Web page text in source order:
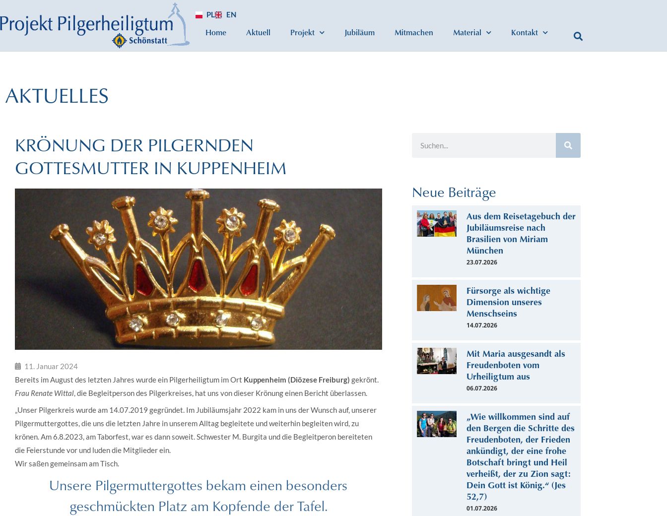
PL EN
Home Aktuell Projekt Jubiläum Mitmachen Material Kontakt
AKTUELLES
KRÖNUNG DER PILGERNDEN
GOTTESMUTTER IN KUPPENHEIM
11. Januar 2024
Bereits im August des letzten Jahres wurde ein Pilgerheiligtum im Ort Kuppenheim (Diözese Freiburg) gekrönt.
Frau Renate Wittal , die Begleitperson des Pilgerkreises, hat uns von dieser Krönung einen Bericht überlassen.
„Unser Pilgerkreis wurde am 14.07.2019 gegründet. Im Jubiläumsjahr 2022 kam in uns der Wunsch auf, unserer
Pilgermuttergottes, die uns die letzten Jahre in unserem Alltag begleitete und weiterhin begleiten wird, zu
krönen. Am 6.8.2023, am Taborfest, war es dann soweit. Schwester M. Burgita und die Begleitperon bereiteten
die Feierstunde vor und luden die Mitglieder ein.
Wir saßen gemeinsam am Tisch.
Unsere Pilgermuttergottes bekam einen besonders
geschmückten Platz am Kopfende der Tafel.
Neue Beiträge
Aus dem Reisetagebuch der
Jubiläumsreise nach
Brasilien von Miriam
München
23.07.2026
Fürsorge als wichtige
Dimension unseres
Menschseins
14.07.2026
Mit Maria ausgesandt als
Freudenboten vom
Urheiligtum aus
06.07.2026
„Wie willkommen sind auf
den Bergen die Schritte des
Freudenboten, der Frieden
ankündigt, der eine frohe
Botschaft bringt und Heil
verheißt, der zu Zion sagt:
Dein Gott ist König.“ (Jes
52,7)
01.07.2026